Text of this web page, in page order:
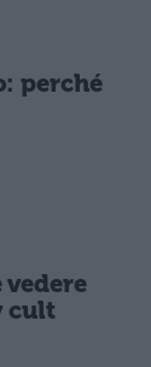
perché
cult